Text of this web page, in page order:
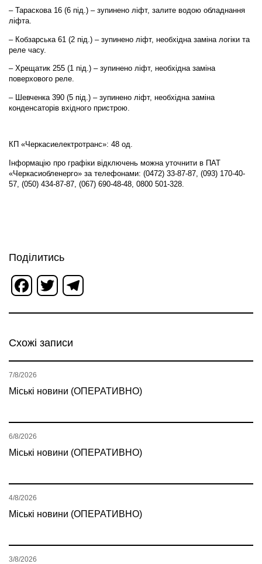
– Тараскова 16 (6 під.) – зупинено ліфт, залите водою обладнання
ліфта.
– Кобзарська 61 (2 під.) – зупинено ліфт, необхідна заміна логіки та
реле часу.
– Хрещатик 255 (1 під.) – зупинено ліфт, необхідна заміна
поверхового реле.
– Шевченка 390 (5 під.) – зупинено ліфт, необхідна заміна
конденсаторів вхідного пристрою.
КП «Черкасиелектротранс»: 48 од.
Інформацію про графіки відключень можна уточнити в ПАТ
«Черкасиобленерго» за телефонами: (0472) 33-87-87, (093) 170-40-
57, (050) 434-87-87, (067) 690-48-48, 0800 501-328.
Поділитись
Facebook
Twitter
Схожі записи
Міські новини (ОПЕРАТИВНО)
7/8/2026
Міські новини (ОПЕРАТИВНО)
6/8/2026
Міські новини (ОПЕРАТИВНО)
4/8/2026
3/8/2026